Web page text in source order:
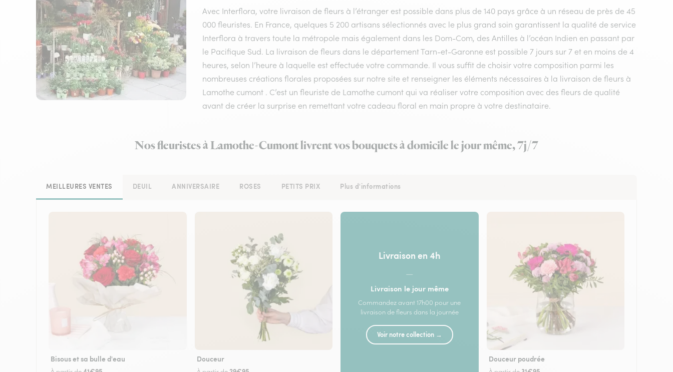
Avec Interflora, votre livraison de fleurs à l’étranger est possible dans plus de 140 pays grâce à un réseau de près de 45
000 fleuristes. En France, quelques 5 200 artisans sélectionnés avec le plus grand soin garantissent la qualité de service
Interflora à travers toute la métropole mais également dans les Dom-Com, des Antilles à l’océan Indien en passant par
le Pacifique Sud. La livraison de fleurs dans le département Tarn-et-Garonne est possible 7 jours sur 7 et en moins de 4
heures, selon l’heure à laquelle est effectuée votre commande. Il vous suffit de choisir votre composition parmi les
nombreuses créations florales proposées sur notre site et renseigner les éléments nécessaires à la livraison de fleurs à
Lamothe cumont . C’est un fleuriste de Lamothe cumont qui va réaliser votre composition avec des fleurs de qualité
avant de créer la surprise en remettant votre cadeau floral en main propre à votre destinataire.
Nos fleuristes à Lamothe-Cumont livrent vos bouquets à domicile le jour même, 7j/7
MEILLEURES VENTES DEUIL ANNIVERSAIRE ROSES PETITS PRIX Plus d'informations
Bisous et sa bulle d'eau Douceur
Livraison en 4h
—
Livraison le jour même
Commandez avant 17h00 pour une
livraison de fleurs dans la journée
Voir notre collection →
Douceur poudrée